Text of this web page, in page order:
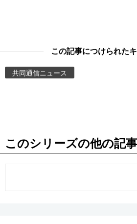
東京
この記事につけられた
共同通信ニュース
このシリーズの他の記事